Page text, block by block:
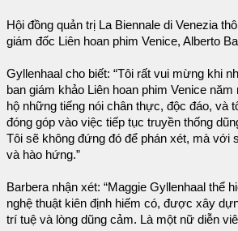
Hội đồng quản trị La Biennale di Venezia
giám đốc Liên hoan phim Venice, Alberto
Gyllenhaal cho biết: “Tôi rất vui mừng khi
ban giám khảo Liên hoan phim Venice năm
hộ những tiếng nói chân thực, độc đáo, và
đóng góp vào việc tiếp tục truyền thống
Tôi sẽ không đứng đó để phán xét, mà với
và hào hứng.”
Barbera nhận xét: “Maggie Gyllenhaal thể
nghệ thuật kiên định hiếm có, được xây
trí tuệ và lòng dũng cảm. Là một nữ diễn